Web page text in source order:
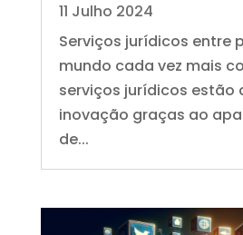
11 Julho 2024
Serviços jurídicos entre
mundo cada vez mais
serviços jurídicos estão
inovação graças ao
de...